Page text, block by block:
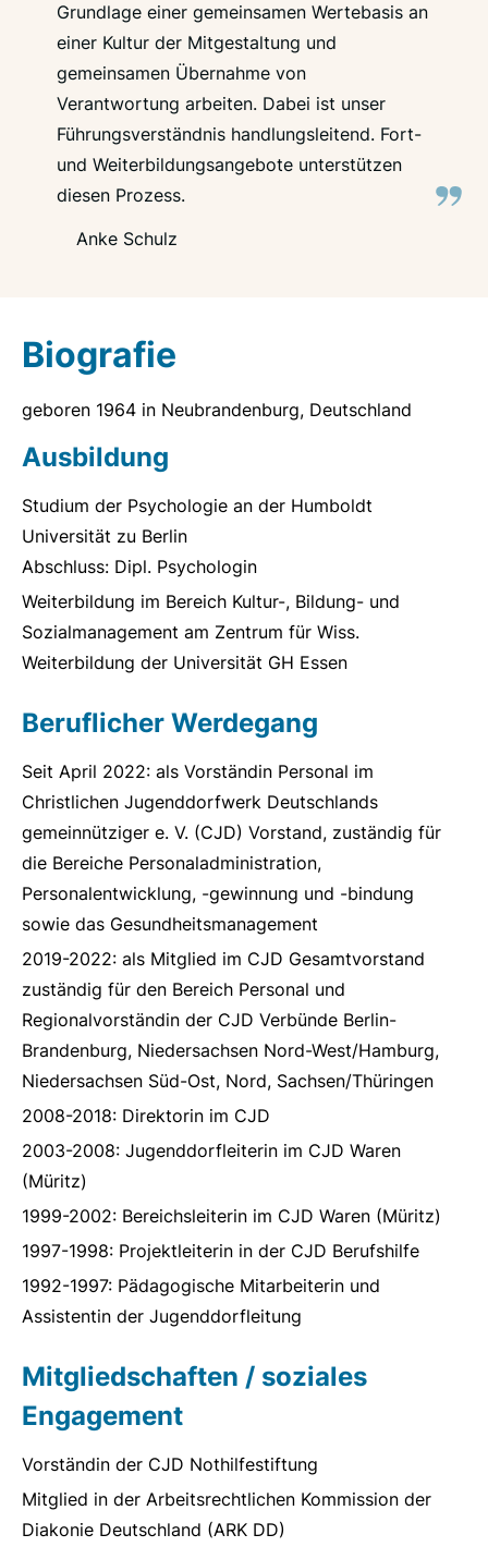
Grundlage einer gemeinsamen Wertebasis an
einer Kultur der Mitgestaltung und
gemeinsamen Übernahme von
Verantwortung arbeiten. Dabei ist unser
Führungsverständnis handlungsleitend. Fort-
und Weiterbildungsangebote unterstützen
diesen Prozess.
Anke Schulz
Biografie
geboren 1964 in Neubrandenburg, Deutschland
Ausbildung
Studium der Psychologie an der Humboldt
Universität zu Berlin
Abschluss: Dipl. Psychologin
Weiterbildung im Bereich Kultur-, Bildung- und
Sozialmanagement am Zentrum für Wiss.
Weiterbildung der Universität GH Essen
Beruflicher Werdegang
Seit April 2022: als Vorständin Personal im
Christlichen Jugenddorfwerk Deutschlands
gemeinnütziger e. V. (CJD) Vorstand, zuständig für
die Bereiche Personaladministration,
Personalentwicklung, -gewinnung und -bindung
sowie das Gesundheitsmanagement
2019-2022: als Mitglied im CJD Gesamtvorstand
zuständig für den Bereich Personal und
Regionalvorständin der CJD Verbünde Berlin-
Brandenburg, Niedersachsen Nord-West/Hamburg,
Niedersachsen Süd-Ost, Nord, Sachsen/Thüringen
2008-2018: Direktorin im CJD
2003-2008: Jugenddorfleiterin im CJD Waren
(Müritz)
1999-2002: Bereichsleiterin im CJD Waren (Müritz)
1997-1998: Projektleiterin in der CJD Berufshilfe
1992-1997: Pädagogische Mitarbeiterin und
Assistentin der Jugenddorfleitung
Mitgliedschaften / soziales
Engagement
Vorständin der CJD Nothilfestiftung
Mitglied in der Arbeitsrechtlichen Kommission der
Diakonie Deutschland (ARK DD)